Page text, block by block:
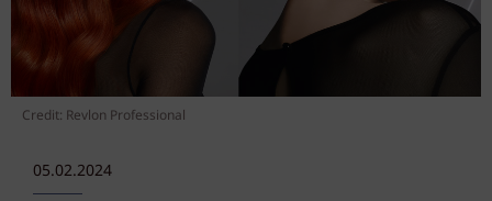
Credit: Revlon Professional
05.02.2024